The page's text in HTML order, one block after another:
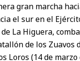
gran marcha
el sur en el
La Higuera,
de los Zuavos
Loros (14 de marzo